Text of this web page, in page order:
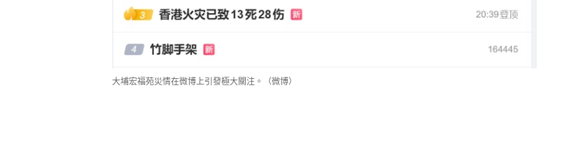
大埔宏福苑災情在微博上引發極大關注。（微博）